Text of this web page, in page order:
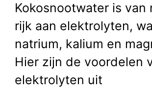
Kokosnootwater is van
rijk aan elektrolyten,
natrium, kalium en
Hier zijn de voordelen
elektrolyten uit